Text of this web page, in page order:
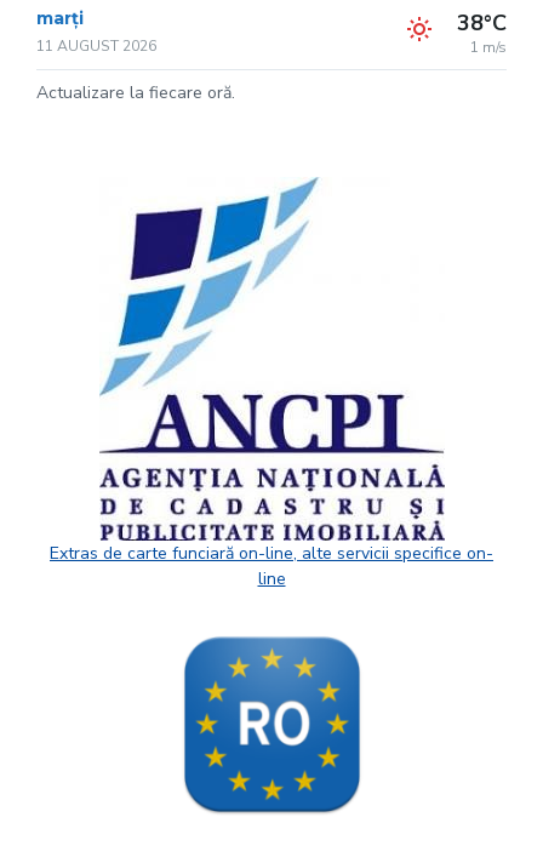
marți
11 AUGUST 2026
38°C
1 m/s
Actualizare la fiecare oră.
Extras de carte funciară on-line, alte servicii specifice on-
line